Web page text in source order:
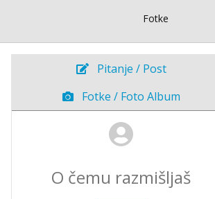
Fotke
Pitanje / Post
Fotke / Foto Album